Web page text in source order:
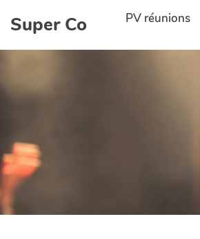
Aller au contenu principal
Super Co PV réunions